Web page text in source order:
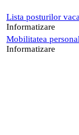
Lista posturilor
Informatizare
Mobilitatea
Informatizare